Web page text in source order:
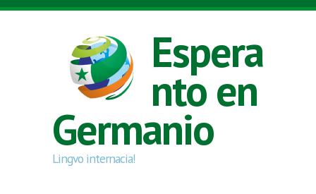
Skip to main content
Espera
nto en
Germanio
Lingvo internacia!